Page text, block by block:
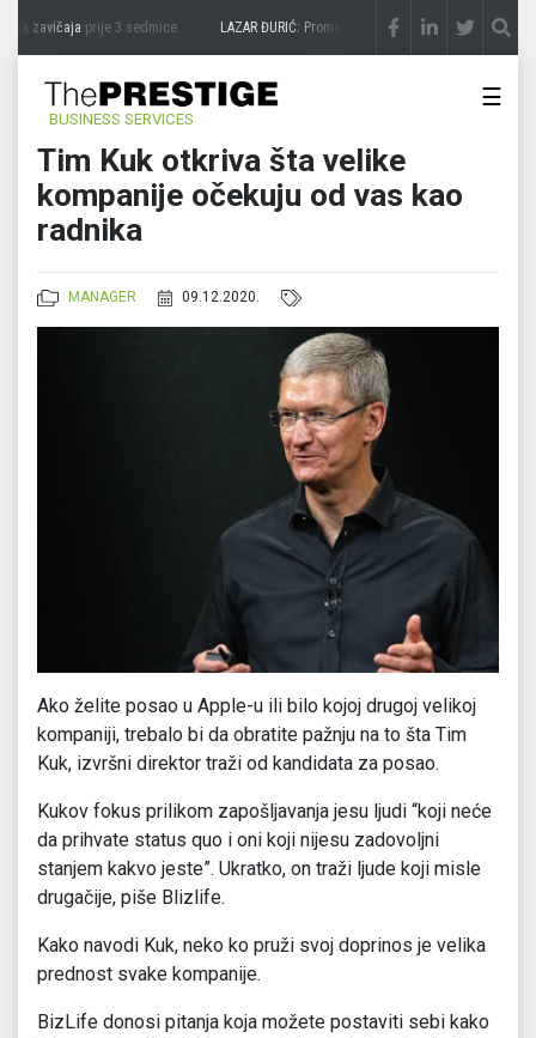
zavičajaprije 3 sedmice LAZAR ĐURIĆ: Promocija potencijal pretvara u
BUSINESS SERVICES
☰
Tim Kuk otkriva šta velike
kompanije očekuju od vas kao
radnika
MANAGER 09.12.2020.
Ako želite posao u Apple-u ili bilo kojoj drugoj velikoj
kompaniji, trebalo bi da obratite pažnju na to šta Tim
Kuk, izvršni direktor traži od kandidata za posao.
Kukov fokus prilikom zapošljavanja jesu ljudi “koji neće
da prihvate status quo i oni koji nijesu zadovoljni
stanjem kakvo jeste”. Ukratko, on traži ljude koji misle
drugačije, piše Blizlife.
Kako navodi Kuk, neko ko pruži svoj doprinos je velika
prednost svake kompanije.
BizLife donosi pitanja koja možete postaviti sebi kako